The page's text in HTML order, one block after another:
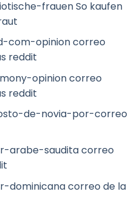
frauen So kaufen
com-opinion correo
reddit
opinion correo
reddit
de-novia-por-correo
arabe-saudita correo
dominicana correo de la